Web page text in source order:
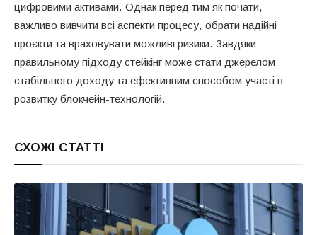
цифровими активами. Однак перед тим як почати,
важливо вивчити всі аспекти процесу, обрати надійні
проєкти та враховувати можливі ризики. Завдяки
правильному підходу стейкінг може стати джерелом
стабільного доходу та ефективним способом участі в
розвитку блокчейн-технологій.
СХОЖІ СТАТТІ